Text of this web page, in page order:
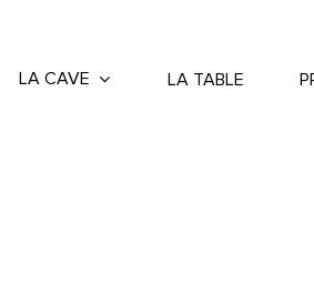
LA CAVE LA TABLE